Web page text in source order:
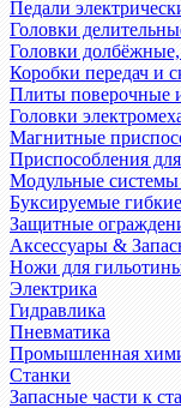
Педали
Головки
Головки
Коробки передач и
Плиты поверочные
Головки
Магнитные
Приспособления
Модульные
Буксируемые
Защитные
Аксессуары &
Ножи для
Электрика
Гидравлика
Пневматика
Промышленная
Станки
Запасные части к